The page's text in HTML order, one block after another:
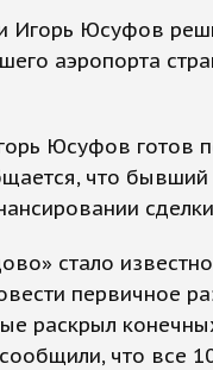
Игорь Юсуфов
аэропорта
Юсуфов готов
что
стало известно
первичное
раскрыл
что все